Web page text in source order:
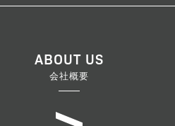
ABOUT US
会社概要